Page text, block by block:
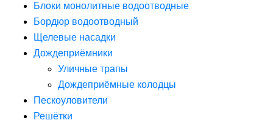
Блоки монолитные водоотводные
Бордюр водоотводный
Щелевые насадки
Дождеприёмники
Уличные трапы
Дождеприёмные колодцы
Пескоуловители
Решётки